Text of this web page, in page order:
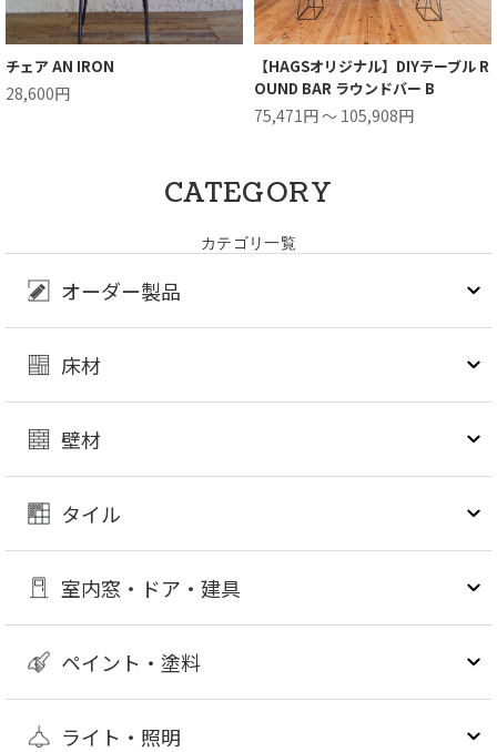
チェア AN IRON
28,600円
【HAGSオリジナル】DIYテーブル R
OUND BAR ラウンドバー B
75,471円 ～ 105,908円
CATEGORY
カテゴリ一覧
オーダー製品
床材
壁材
タイル
室内窓・ドア・建具
ペイント・塗料
ライト・照明